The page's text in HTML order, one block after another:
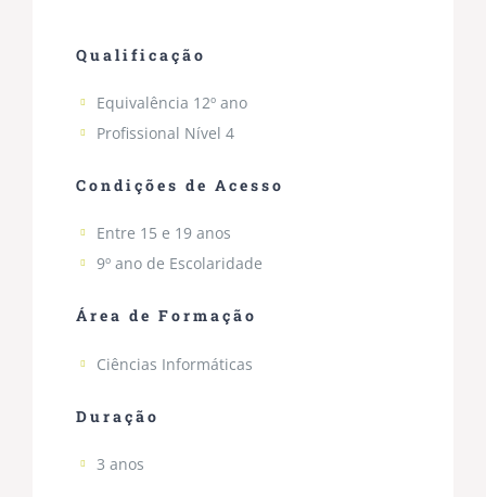
Qualificação
Equivalência 12º ano
Profissional Nível 4
Condições de Acesso
Entre 15 e 19 anos
9º ano de Escolaridade
Área de Formação
Ciências Informáticas
Duração
3 anos